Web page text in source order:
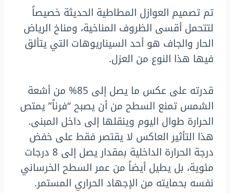
تم تصميم العوازل المطاطية الحديثة خصيصاً
لتتحمل أقسى الظروف المناخية، ومناخ الرياض
الحار والجاف هو أحد السيناريوهات التي يتألق
فيها هذا النوع من العزل.
قدرته على عكس ما يصل إلى 85% من أشعة
الشمس تمنع السطح من أن يصبح “فرناً” يمتص
الحرارة طوال اليوم وينقلها إلى داخل المبنى.
هذا التأثير العاكس لا يقتصر فقط على خفض
درجة الحرارة الداخلية بمقدار يصل إلى 8 درجات
مئوية، بل يطيل أيضاً من عمر السطح الخرساني
نفسه بحمايته من الإجهاد الحراري المستمر.